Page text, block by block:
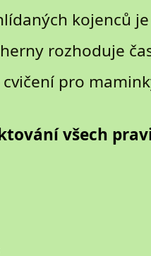
kojenců
rozhoduje
pro
všech